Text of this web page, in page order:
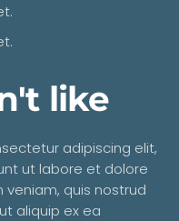
like
adipiscing elit,
ut labore et dolore
veniam, quis nostrud
aliquip ex ea